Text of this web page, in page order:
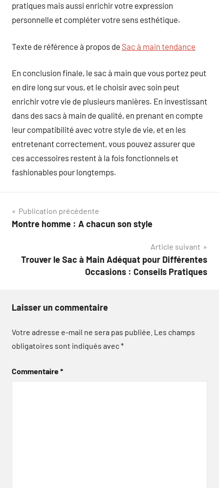
pratiques mais aussi enrichir votre expression
personnelle et compléter votre sens esthétique.
Texte de référence à propos de Sac à main tendance
En conclusion finale, le sac à main que vous portez peut
en dire long sur vous, et le choisir avec soin peut
enrichir votre vie de plusieurs manières. En investissant
dans des sacs à main de qualité, en prenant en compte
leur compatibilité avec votre style de vie, et en les
entretenant correctement, vous pouvez assurer que
ces accessoires restent à la fois fonctionnels et
fashionables pour longtemps.
Navigation
de
Publication précédente
Montre homme : A chacun son style
Article suivant
Trouver le Sac à Main Adéquat pour Différentes
Occasions : Conseils Pratiques
Laisser un commentaire
Votre adresse e-mail ne sera pas publiée. Les champs
obligatoires sont indiqués avec*
Commentaire*